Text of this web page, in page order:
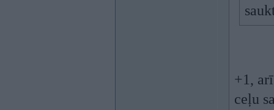
+1,
ceļu